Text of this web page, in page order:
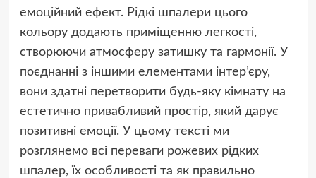
емоційний ефект. Рідкі шпалери цього
кольору додають приміщенню легкості,
створюючи атмосферу затишку та гармонії. У
поєднанні з іншими елементами інтер’єру,
вони здатні перетворити будь-яку кімнату на
естетично привабливий простір, який дарує
позитивні емоції. У цьому тексті ми
розглянемо всі переваги рожевих рідких
шпалер, їх особливості та як правильно